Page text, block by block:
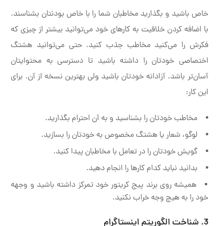
خاص باشید و بگذارید مخاطبان شما را با خاص بودنتان بشناسند.
با اضافه کردن خلاقیت به کارهای خود می‌توانید بیشتر از چیزی که
فکرش را می‌کنید مخاطب جذب کنید. حتی می‌توانید هشتگ
اختصاصی خودتان را داشته باشید تا دسترسی به محتوایتان
آسان‌تر باشد. آزادانه خودتان باشید ولی بهترین نسخه از آن. برای
این کار:
مخاطب خودتان را بشناسید و به آن احترام بگذارید.
لوگو، شعار یا هشتگ مخصوص به خودتان را بسازید.
گویش خودتان را در تعامل با مخاطبان پیدا کنید.
بدانید نباید کدام کارها را انجام دهید.
همیشه روی برند پیج کریتور خود تمرکز داشته باشید و وجهه
خود را به هیچ وجه خراب نکنید.
3. شناخت الگوریتم اینستاگرام